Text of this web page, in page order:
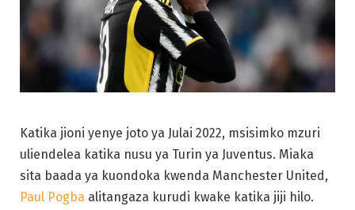
Katika jioni yenye joto ya Julai 2022, msisimko mzuri
uliendelea katika nusu ya Turin ya Juventus. Miaka
sita baada ya kuondoka kwenda Manchester United,
Paul Pogba alitangaza kurudi kwake katika jiji hilo.